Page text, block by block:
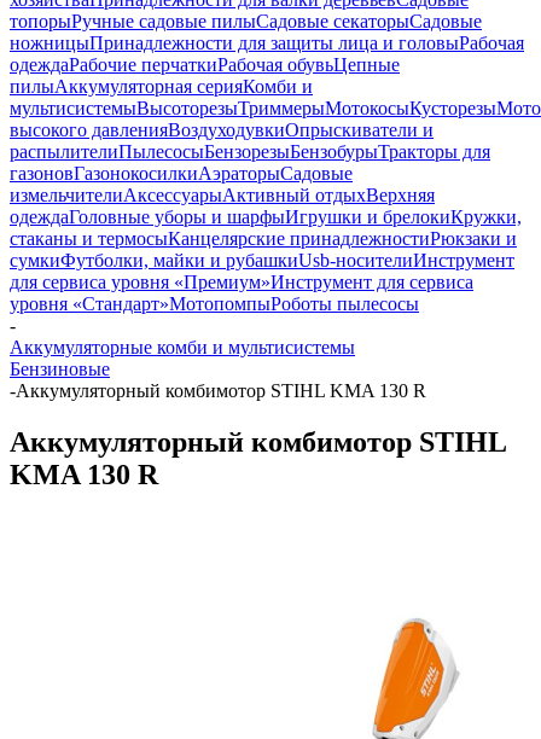
топорыРучные садовые пилыСадовые секаторыСадовые
ножницыПринадлежности для защиты лица и головыРабочая
одеждаРабочие перчаткиРабочая обувьЦепные
пилыАккумуляторная серияКомби и
мультисистемыВысоторезыТриммерыМотокосыКусторезы
высокого давленияВоздуходувкиОпрыскиватели и
распылителиПылесосыБензорезыБензобурыТракторы для
газоновГазонокосилкиАэраторыСадовые
измельчителиАксессуарыАктивный отдыхВерхняя
одеждаГоловные уборы и шарфыИгрушки и брелокиКружки,
стаканы и термосыКанцелярские принадлежностиРюкзаки и
сумкиФутболки, майки и рубашкиUsb-носителиИнструмент
для сервиса уровня «Премиум»Инструмент для сервиса
уровня «Стандарт»МотопомпыРоботы пылесосы
-
Аккумуляторные комби и мультисистемы
Бензиновые
-Аккумуляторный комбимотор STIHL KMA 130 R
Аккумуляторный комбимотор STIHL
KMA 130 R